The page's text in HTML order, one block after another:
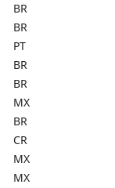
BR
BR
PT
BR
BR
MX
BR
CR
MX
MX